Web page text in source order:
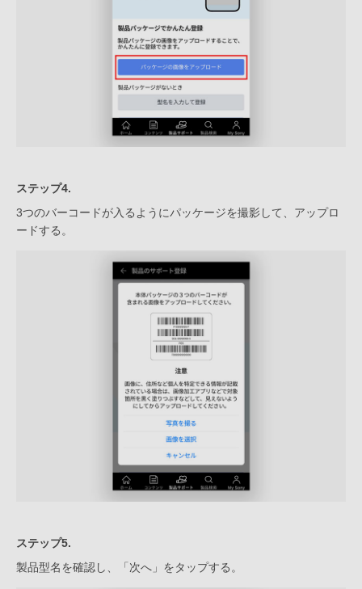
ステップ4.
3つのバーコードが入るようにパッケージを撮影して、アップロ
ードする。
ステップ5.
製品型名を確認し、「次へ」をタップする。